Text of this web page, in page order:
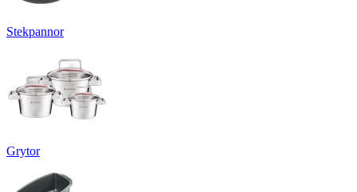
Stekpannor
Grytor